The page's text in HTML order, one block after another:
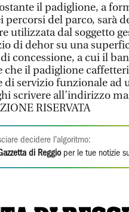
il padiglione, a
percorsi del parco, sarà
utilizzata dal soggetto
di dehor su una
concessione, a cui il
che il padiglione
di servizio funzionale ad
scrivere all’indirizzo
RISERVATA
decidere l'algoritmo:
di Reggioper le tue notizie